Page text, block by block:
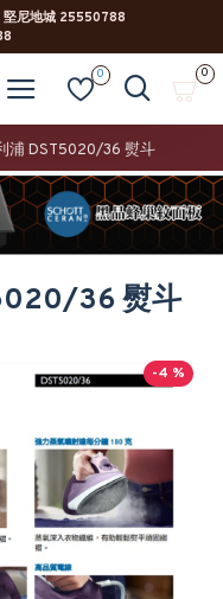
尼地城 25550788
0 0
浦 DST5020/36 熨斗
36 熨斗
-4 %